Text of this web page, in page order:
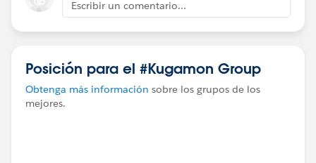
Escribir un comentario...
Posición para el #Kugamon Group
Obtenga más información sobre los grupos de los
mejores.